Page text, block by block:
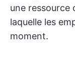
une ressource
laquelle les
moment.